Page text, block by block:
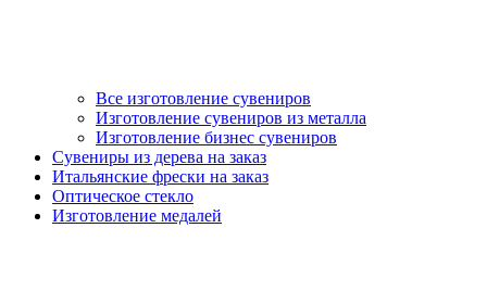
Все изготовление сувениров
Изготовление сувениров из металла
Изготовление бизнес сувениров
Сувениры из дерева на заказ
Итальянские фрески на заказ
Оптическое стекло
Изготовление медалей